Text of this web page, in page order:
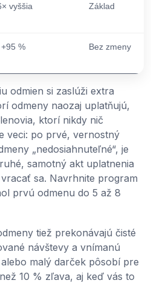
vyššia Základ
% Bez zmeny
odmien si zaslúži extra
odmeny naozaj uplatňujú,
ktorí nikdy nič
veci: po prvé, vernostný
„nedosiahnuteľné“, je
samotný akt uplatnenia
sa. Navrhnite program
prvú odmenu do 5 až 8
tiež prekonávajú čisté
návštevy a vnímanú
malý darček pôsobí pre
10 % zľava, aj keď vás to